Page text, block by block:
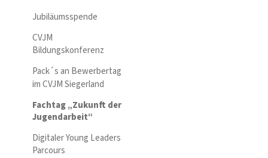
Jubiläumsspende
CVJM
Bildungskonferenz
Pack´s an Bewerbertag
im CVJM Siegerland
Fachtag „Zukunft der
Jugendarbeit“
Digitaler Young Leaders
Parcours